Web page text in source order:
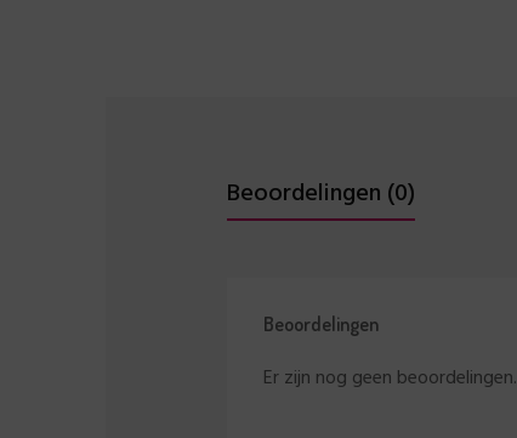
Beoordelingen (0)
Beoordelingen
Er zijn nog geen beoordelingen.